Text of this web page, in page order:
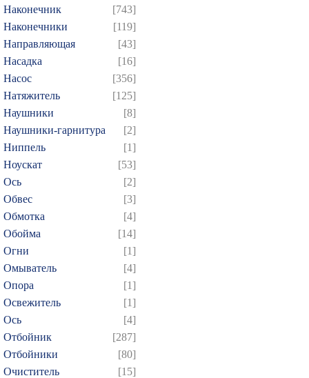
Наконечник
[743]
Наконечники
[119]
Направляющая
[43]
Насадка
[16]
Насос
[356]
Натяжитель
[125]
Наушники
[8]
Наушники-гарнитура
[2]
Ниппель
[1]
Ноускат
[53]
Оcь
[2]
Обвес
[3]
Обмотка
[4]
Обойма
[14]
Огни
[1]
Омыватель
[4]
Опора
[1]
Освежитель
[1]
Ось
[4]
Отбойник
[287]
Отбойники
[80]
Очиститель
[15]